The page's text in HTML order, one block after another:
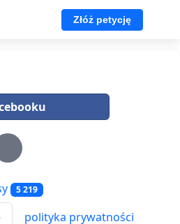
Złóż petycję
5 219
polityka prywatności